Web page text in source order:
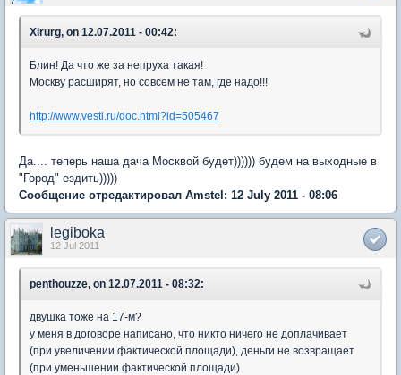
Xirurg, on 12.07.2011 - 00:42:
Блин! Да что же за непруха такая!
Москву расширят, но совсем не там, где надо!!!
http://www.vesti.ru/doc.html?id=505467
Да.... теперь наша дача Москвой будет)))))) будем на выходные в
"Город" ездить)))))
Сообщение отредактировал Amstel: 12 July 2011 - 08:06
legiboka
12 Jul 2011
penthouzze, on 12.07.2011 - 08:32:
двушка тоже на 17-м?
у меня в договоре написано, что никто ничего не доплачивает
(при увеличении фактической площади), деньги не возвращает
(при уменьшении фактической площади)